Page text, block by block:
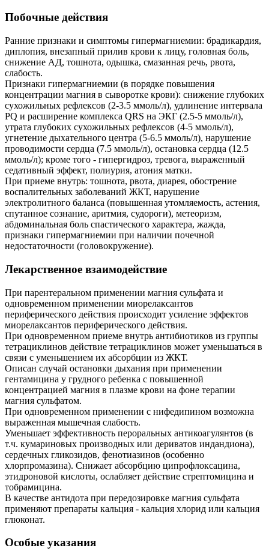
Побочные действия
Ранние признаки и симптомы гипермагниемии: брадикардия,
диплопия, внезапный прилив крови к лицу, головная боль,
снижение АД, тошнота, одышка, смазанная речь, рвота,
слабость.
Признаки гипермагниемии (в порядке повышения
концентрации магния в сыворотке крови): снижение глубоких
сухожильных рефлексов (2-3.5 ммоль/л), удлинение интервала
PQ и расширение комплекса QRS на ЭКГ (2.5-5 ммоль/л),
утрата глубоких сухожильных рефлексов (4-5 ммоль/л),
угнетение дыхательного центра (5-6.5 ммоль/л), нарушение
проводимости сердца (7.5 ммоль/л), остановка сердца (12.5
ммоль/л); кроме того - гипергидроз, тревога, выраженный
седативный эффект, полиурия, атония матки.
При приеме внутрь: тошнота, рвота, диарея, обострение
воспалительных заболеваний ЖКТ, нарушение
электролитного баланса (повышенная утомляемость, астения,
спутанное сознание, аритмия, судороги), метеоризм,
абдоминальная боль спастического характера, жажда,
признаки гипермагниемии при наличии почечной
недостаточности (головокружение).
Лекарственное взаимодействие
При парентеральном применении магния сульфата и
одновременном применении миорелаксантов
периферического действия происходит усиление эффектов
миорелаксантов периферического действия.
При одновременном приеме внутрь антибиотиков из группы
тетрациклинов действие тетрациклинов может уменьшаться в
связи с уменьшением их абсорбции из ЖКТ.
Описан случай остановки дыхания при применении
гентамицина у грудного ребенка с повышенной
концентрацией магния в плазме крови на фоне терапии
магния сульфатом.
При одновременном применении с нифедипином возможна
выраженная мышечная слабость.
Уменьшает эффективность пероральных антикоагулянтов (в
т.ч. кумариновых производных или дериватов индандиона),
сердечных гликозидов, фенотиазинов (особенно
хлорпромазина). Снижает абсорбцию ципрофлоксацина,
этидроновой кислоты, ослабляет действие стрептомицина и
тобрамицина.
В качестве антидота при передозировке магния сульфата
применяют препараты кальция - кальция хлорид или кальция
глюконат.
Особые указания